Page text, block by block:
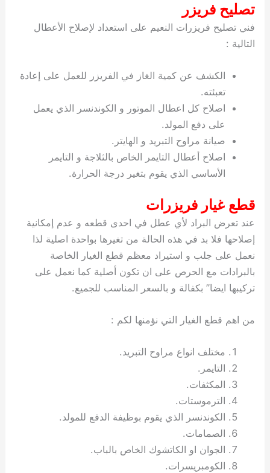
تصليح فريزر
فني تصليح فريزرات النعيم على استعداد لإصلاح الأعطال
التالية :
الكشف عن كمية الغاز في الفريزر للعمل على إعادة
تعبئته.
اصلاح كل اعطال الموتور و الكوندنسر الذي يعمل
على دفع المولد.
صيانة مراوح التبريد و الهايتر.
اصلاح أعطال التايمر الخاص بالثلاجة و التايمر
الأساسي الذي يقوم بتغير درجة الحرارة.
قطع غيار فريزرات
عند تعرض البراد لأي عطل في احدى قطعه و عدم إمكانية
إصلاحها فلا بد في هذه الحالة من تغيرها بواحدة اصلية لذا
نعمل على جلب و استيراد معظم قطع الغيار الخاصة
بالبرادات مع الحرص على ان تكون أصلية كما نعمل على
تركيبها ايضا” بكفالة و بالسعر المناسب للجميع.
من اهم قطع الغيار التي نؤمنها لكم :
مختلف انواع مراوح التبريد.
التايمر.
المكثفات.
الترموستات.
الكوندنسر الذي يقوم بوظيفة الدفع للمولد.
الصمامات.
الجوان او الكاتشوك الخاص بالباب.
الكومبريسرات.